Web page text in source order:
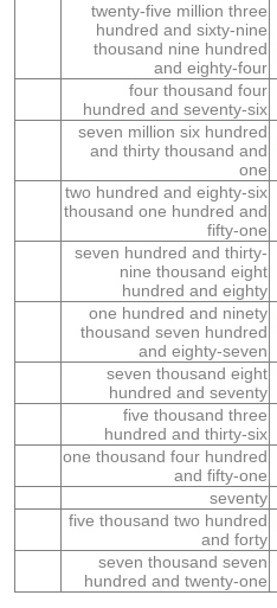
twenty-five million three
hundred and sixty-nine
thousand nine hundred
and eighty-four
four thousand four
hundred and seventy-six
seven million six hundred
and thirty thousand and
one
two hundred and eighty-six
thousand one hundred and
fifty-one
seven hundred and thirty-
nine thousand eight
hundred and eighty
one hundred and ninety
thousand seven hundred
and eighty-seven
seven thousand eight
hundred and seventy
five thousand three
hundred and thirty-six
one thousand four hundred
and fifty-one
seventy
five thousand two hundred
and forty
seven thousand seven
hundred and twenty-one